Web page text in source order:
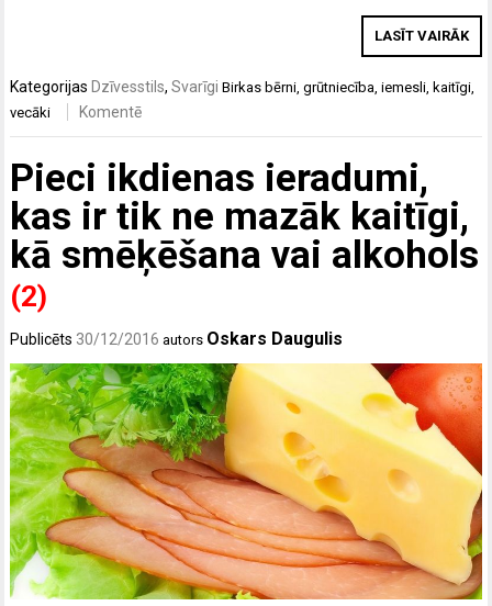
LASĪT VAIRĀK
Kategorijas Dzīvesstils,Svarīgi Birkas bērni,grūtniecība,iemesli, kaitīgi,
vecāki
Komentē
Pieci ikdienas ieradumi,
kas ir tik ne mazāk kaitīgi,
kā smēķēšana vai alkohols
(2)
Publicēts 30/12/2016 autors Oskars Daugulis